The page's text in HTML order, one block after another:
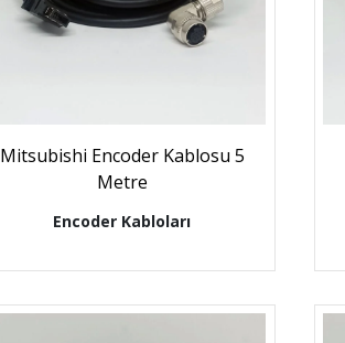
Mitsubishi Encoder Kablosu 5
Metre
Encoder Kabloları